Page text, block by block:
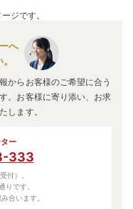
疲労、ねんざ、肝臓
、痔疾、気管支炎、
ジです。
へ
からお客様のご希望に合う
。お客様に寄り添い、お求
します。
ー
333
付）。
りです。
合います。